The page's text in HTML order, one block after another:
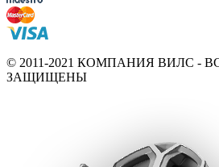
© 2011-2021 КОМПАНИЯ ВИЛС -
ЗАЩИЩЕНЫ